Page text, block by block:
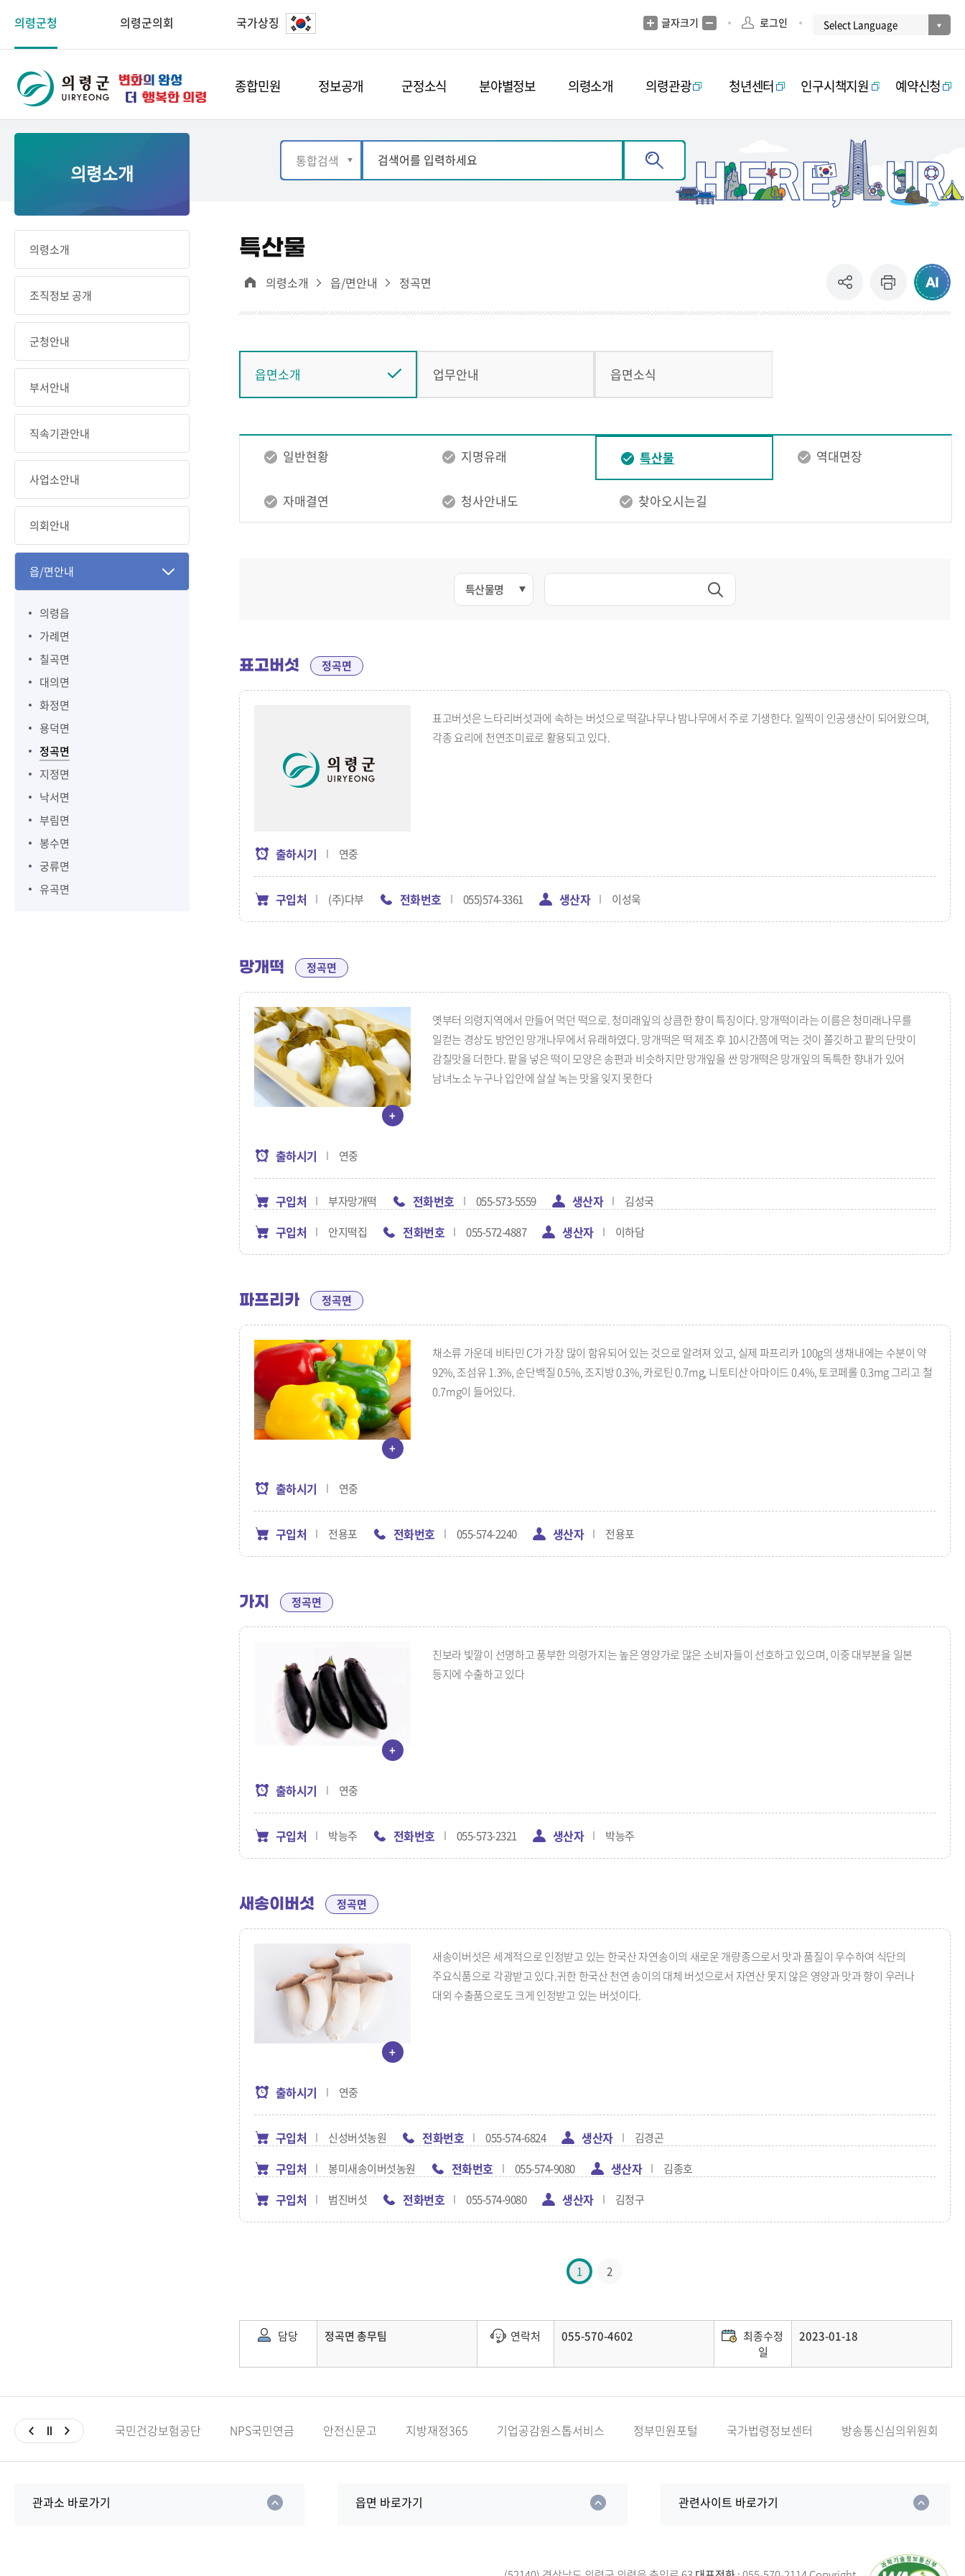
의령군청 의령군의회 국가상징 글자크기 로그인
종합민원 정보공개 군정소식 분야별정보 의령소개 의령관광 청년센터 인구시책지원 예약신청
의령소개
의령소개
조직정보 공개
군청안내
부서안내
직속기관안내
사업소안내
의회안내
읍/면안내
의령읍
가례면
칠곡면
대의면
화정면
용덕면
정곡면
지정면
낙서면
부림면
봉수면
궁류면
유곡면
특산물
의령소개 읍/면안내 정곡면
읍면소개 업무안내 읍면소식
일반현황 지명유래 특산물 역대면장
자매결연 청사안내도 찾아오시는길
표고버섯 정곡면
표고버섯은 느타리버섯과에 속하는 버섯으로 떡갈나무나 밤나무에서 주로 기생한다. 일찍이 인공생산이 되어왔으며,
각종 요리에 천연조미료로 활용되고 있다.
출하시기 연중
구입처 (주)다부 전화번호 055)574-3361 생산자 이성욱
망개떡 정곡면
+
옛부터 의령지역에서 만들어 먹던 떡으로. 청미래잎의 상큼한 향이 특징이다. 망개떡이라는 이름은 청미래나무를
일컫는 경상도 방언인 망개나무에서 유래하였다. 망개떡은 떡 제조 후 10시간쯤에 먹는 것이 쫄깃하고 팥의 단맛이
감칠맛을 더한다. 팥을 넣은 떡이 모양은 송편과 비슷하지만 망개잎을 싼 망개떡은 망개잎의 독특한 향내가 있어
남녀노소 누구나 입안에 살살 녹는 맛을 잊지 못한다
출하시기 연중
구입처 부자망개떡 전화번호 055-573-5559 생산자 김성국
구입처 안지떡집 전화번호 055-572-4887 생산자 이하담
파프리카 정곡면
+
채소류 가운데 비타민 C가 가장 많이 함유되어 있는 것으로 알려져 있고, 실제 파프리카 100g의 생채내에는 수분이 약
92%, 조섬유 1.3%, 순단백질 0.5%, 조지방 0.3%, 카로틴 0.7mg, 니토티산 아마이드 0.4%, 토코페롤 0.3mg 그리고 철
0.7mg이 들어있다.
출하시기 연중
구입처 전용포 전화번호 055-574-2240 생산자 전용포
가지 정곡면
+
진보라 빛깔이 선명하고 풍부한 의령가지는 높은 영양가로 많은 소비자들이 선호하고 있으며, 이중 대부분을 일본
등지에 수출하고 있다
출하시기 연중
구입처 박능주 전화번호 055-573-2321 생산자 박능주
새송이버섯 정곡면
+
새송이버섯은 세계적으로 인정받고 있는 한국산 자연송이의 새로운 개량종으로서 맛과 품질이 우수하여 식단의
주요식품으로 각광받고 있다.귀한 한국산 천연 송이의 대체 버섯으로서 자연산 못지 않은 영양과 맛과 향이 우러나
대외 수출품으로도 크게 인정받고 있는 버섯이다.
출하시기 연중
구입처 신성버섯농원 전화번호 055-574-6824 생산자 김경곤
구입처 봉미새송이버섯농원 전화번호 055-574-9080 생산자 김종호
구입처 범진버섯 전화번호 055-574-9080 생산자 김정구
1 2
담당 정곡면 총무팀 연락처 055-570-4602
최종수정
일
2023-01-18
국민건강보험공단 NPS국민연금 안전신문고 지방재정365 기업공감원스톱서비스 정부민원포털 국가법령정보센터 방송통신심의위원회
관과소 바로가기 읍면 바로가기 관련사이트 바로가기